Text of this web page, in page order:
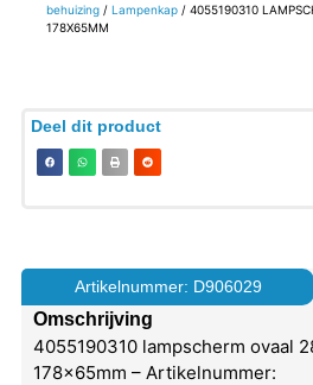
behuizing/ Lampenkap/ 4055190310
178X65MM
Deel dit product
Artikelnummer: D906029
Omschrijving
4055190310 lampscherm ovaal
178x65mm – Artikelnummer: